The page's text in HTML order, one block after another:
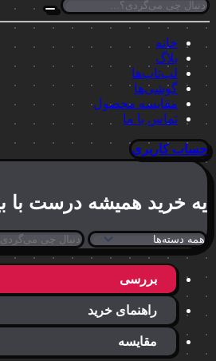
خانه
بلاگ
لپ‌تاپ‌ها
گوشی‌ها
مقایسه محصول
تماس با ما
حساب کاربری
یه خرید همیشه درست با
بررسی
راهنمای خرید
مقایسه